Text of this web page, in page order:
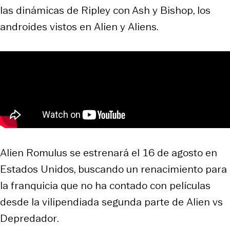
las dinámicas de Ripley con Ash y Bishop, los
androides vistos en Alien yAliens.
Alien Romulus se estrenará el 16 de agosto en
Estados Unidos, buscando un renacimiento para
la franquicia que no ha contado con películas
desde la vilipendiada segunda parte de Alien vs
Depredador.